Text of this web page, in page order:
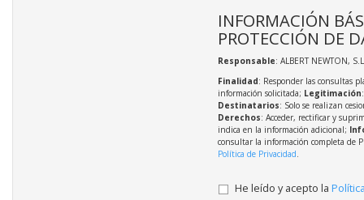
INFORMACIÓN
PROTECCIÓN DE
Responsable: ALBERT NEWTON,
Finalidad: Responder las consultas
información solicitada; Legitimación
Destinatarios: Solo se realizan
Derechos: Acceder, rectificar y
indica en la información adicional;
consultar la información completa de
Política de Privacidad.
He leído y acepto la